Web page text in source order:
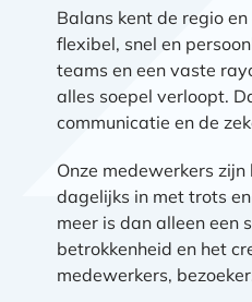
Balans kent de regio
flexibel, snel en
teams en een vaste
alles soepel verloopt.
communicatie en de
Onze medewerkers
dagelijks in met trots
meer is dan alleen een
betrokkenheid en het
medewerkers,